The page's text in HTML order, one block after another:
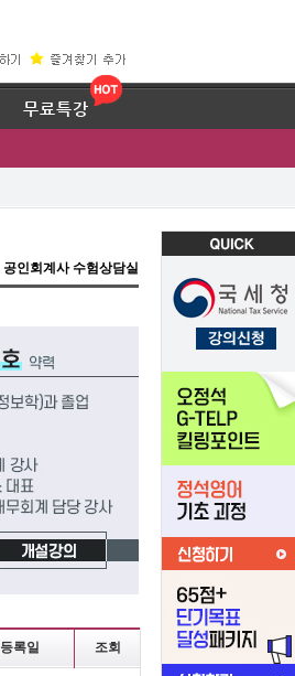
무료특강
공인회계사 수험상담실
등록일 조회